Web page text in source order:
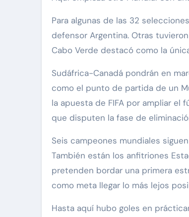
Para algunas de las 32
defensor Argentina. Otras
Cabo Verde destacó como la
Sudáfrica-Canadá pondrán en
como el punto de partida de un
la apuesta de FIFA por ampliar el
que disputen la fase de
Seis campeones mundiales
También están los anfitriones
pretenden bordar una primera
como meta llegar lo más lejos
Hasta aquí hubo goles en